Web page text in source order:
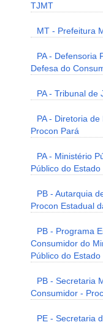
TJMT
MT - Prefeitura
PA - Defensoria
Defesa do
PA - Tribunal de
PA - Diretoria
Procon Pará
PA - Ministério
Público do
PB - Autarquia
Procon Estadual
PB - Programa
Consumidor do
Público do
PB - Secretaria
Consumidor -
PE - Secretaria